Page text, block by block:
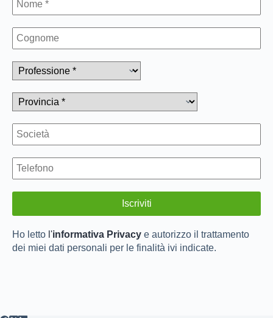
Ho letto l'informativa Privacy e autorizzo il trattamento
dei miei dati personali per le finalità ivi indicate.